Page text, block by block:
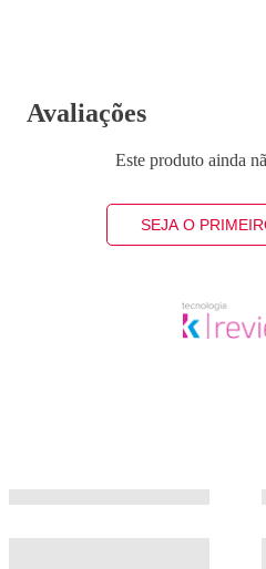
Avaliações
Este produto ainda
SEJA O